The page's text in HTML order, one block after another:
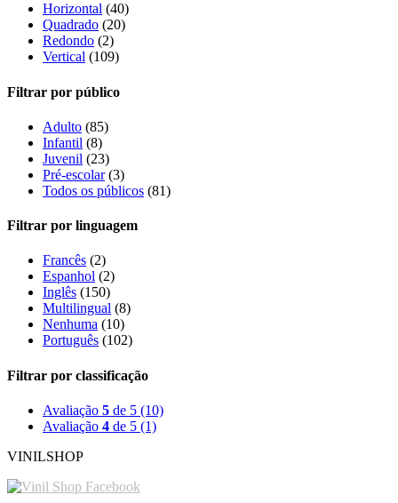
Horizontal (40)
Quadrado (20)
Redondo (2)
Vertical (109)
Filtrar por público
Adulto (85)
Infantil (8)
Juvenil (23)
Pré-escolar (3)
Todos os públicos (81)
Filtrar por linguagem
Francês (2)
Espanhol (2)
Inglês (150)
Multilingual (8)
Nenhuma (10)
Português (102)
Filtrar por classificação
Avaliação 5 de 5 (10)
Avaliação 4 de 5 (1)
VINILSHOP